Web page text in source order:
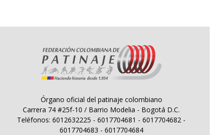
Órgano oficial del patinaje colombiano
Carrera 74 #25f-10 / Barrio Modelia - Bogotá D.C.
Teléfonos: 6012632225 - 6017704681 - 6017704682 -
6017704683 - 6017704684